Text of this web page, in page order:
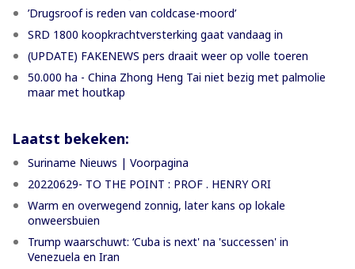
’Drugsroof is reden van coldcase-moord’
SRD 1800 koopkrachtversterking gaat vandaag in
(UPDATE) FAKENEWS pers draait weer op volle toeren
50.000 ha - China Zhong Heng Tai niet bezig met palmolie
maar met houtkap
Laatst bekeken:
Suriname Nieuws | Voorpagina
20220629- TO THE POINT : PROF . HENRY ORI
Warm en overwegend zonnig, later kans op lokale
onweersbuien
Trump waarschuwt: ‘Cuba is next' na 'successen' in
Venezuela en Iran